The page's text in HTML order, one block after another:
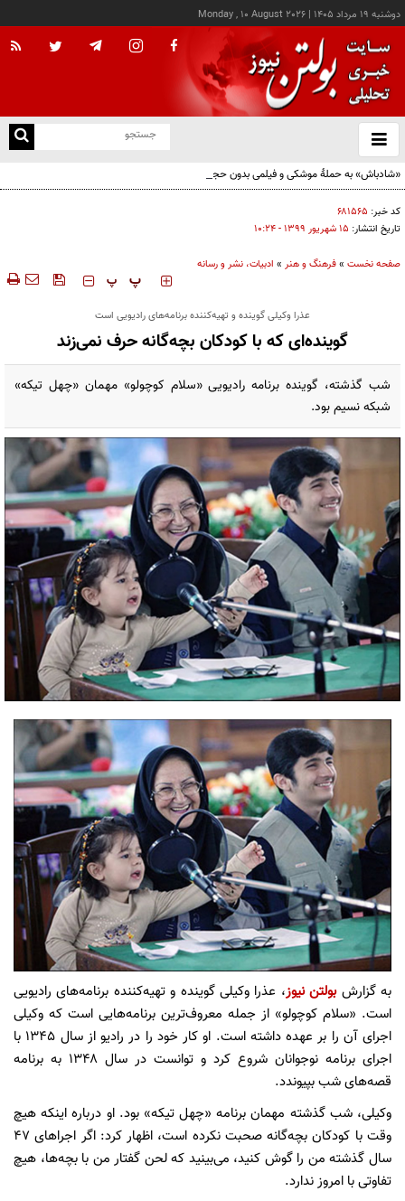
دوشنبه ۱۹ مرداد ۱۴۰۵ |
Monday , 10 August 2026
باز
و
«شادباش» به حملۀ موشکی و فیلمی بدون حجاب؛ روایت تناقض‌های محسن قرایی
کد خبر: ۶۸۱۵۶۵
تاریخ انتشار: ۱۵ شهريور ۱۳۹۹ - ۱۰:۲۴
صفحه نخست »فرهنگ و هنر » ادبیات، نشر و رسانه
‍‍‍ پ پ
عذرا وکیلی گوینده و تهیه‌کننده برنامه‌های رادیویی است
گوینده‌ای که با کودکان بچه‌گانه حرف نمی‌زند
شب گذشته، گوینده برنامه رادیویی «سلام کوچولو» مهمان «چهل تیکه»
شبکه نسیم بود.
به گزارشبولتن نیوز، عذرا وکیلی گوینده و تهیه‌کننده برنامه‌های رادیویی
است. «سلام کوچولو» از جمله معروف‌ترین برنامه‌هایی است که وکیلی
اجرای آن را بر عهده داشته است. او کار خود را در رادیو از سال ۱۳۴۵ با
اجرای برنامه نوجوانان شروع کرد و توانست در سال ۱۳۴۸ به برنامه
قصه‌های شب بپیوندد.
وکیلی، شب گذشته مهمان برنامه «چهل تیکه» بود. او درباره اینکه هیچ
وقت با کودکان بچه‌گانه صحبت نکرده است، اظهار کرد: اگر اجرا‌های ۴۷
سال گذشته من را گوش کنید، می‌بینید که لحن گفتار من با بچه‌ها، هیچ
تفاوتی با امروز ندارد.